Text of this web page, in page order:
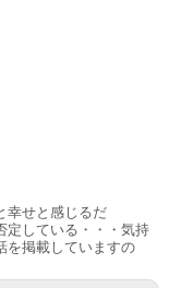
幸せと感じるだ
定している・・・気持
を掲載していますの